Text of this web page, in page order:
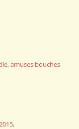
,amuses bouches
,